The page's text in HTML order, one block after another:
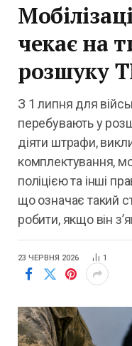
чекає на
розшуку
З 1 липня для
перебувають у
діяти штрафи,
комплектування,
поліцією та інші
що означає такий
робити, якщо він
23 ЧЕРВНЯ 2026 1